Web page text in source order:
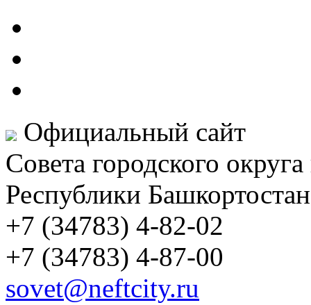
Официальный сайт
Совета городского
Республики Башкортостан
+7 (34783) 4-82-02
+7 (34783) 4-87-00
sovet@neftcity.ru